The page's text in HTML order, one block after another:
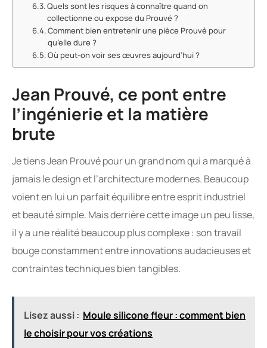
Quels sont les risques à connaître quand on
collectionne ou expose du Prouvé ?
Comment bien entretenir une pièce Prouvé pour
qu’elle dure ?
Où peut-on voir ses œuvres aujourd’hui ?
Jean Prouvé, ce pont entre
l’ingénierie et la matière
brute
Je tiens Jean Prouvé pour un grand nom qui a marqué à
jamais le design et l’architecture modernes. Beaucoup
voient en lui un parfait équilibre entre esprit industriel
et beauté simple. Mais derrière cette image un peu lisse,
il y a une réalité beaucoup plus complexe : son travail
bouge constamment entre innovations audacieuses et
contraintes techniques bien tangibles.
Lisez aussi : Moule silicone fleur : comment bien
le choisir pour vos créations